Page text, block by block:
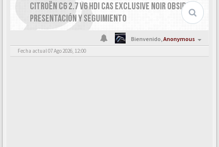
CITROËN C6 2.7 V6 HDI CAS EXCLUSIVE NOIR OBSIDIEN:
PRESENTACIÓN Y SEGUIMIENTO
Bienvenido,Anonymous
Fecha actual 07 Ago 2026, 12:00